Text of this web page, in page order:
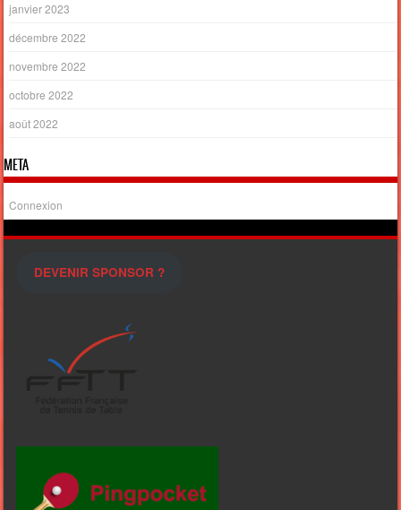
janvier 2023
décembre 2022
novembre 2022
octobre 2022
août 2022
META
Connexion
DEVENIR SPONSOR ?